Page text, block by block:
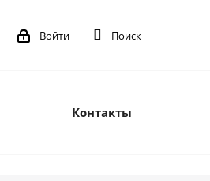
Войти Поиск
Контакты